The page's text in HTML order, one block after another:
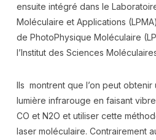
ensuite intégré dans le
Moléculaire et Applications
de PhotoPhysique Moléculaire
l’Institut des Sciences
Ils montrent que l’on peut obtenir
lumière infrarouge en faisant
CO et N2O et utiliser cette
laser moléculaire. Contrairement